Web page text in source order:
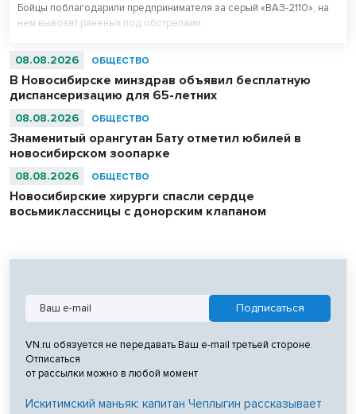
Бойцы поблагодарили предпринимателя за серый «ВАЗ-2110», на
нем вывозят раненых под обстрелами.
08.08.2026 ОБЩЕСТВО
В Новосибирске минздрав объявил бесплатную
диспансеризацию для 65-летних
08.08.2026 ОБЩЕСТВО
Знаменитый орангутан Бату отметил юбилей в
новосибирском зоопарке
08.08.2026 ОБЩЕСТВО
Новосибирские хирурги спасли сердце
восьмиклассницы с донорским клапаном
VN.ru обязуется не передавать Ваш e-mail третьей стороне.
Отписаться
от рассылки можно в любой момент
Искитимский маньяк: капитан Чеплыгин рассказывает